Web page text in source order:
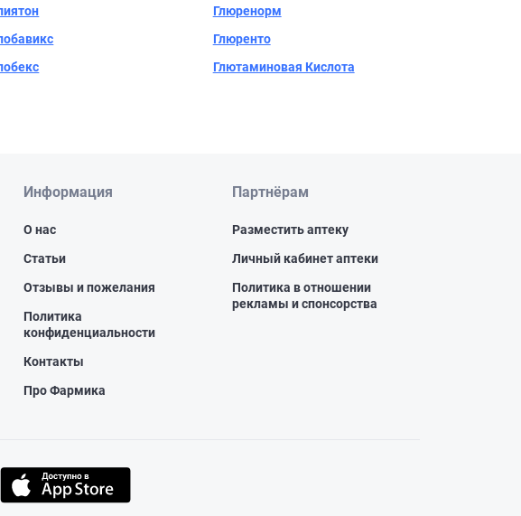
Глюренорм
Глюренто
Глютаминовая Кислота
Информация
О нас
Статьи
Отзывы и пожелания
Политика
конфиденциальности
Контакты
Про Фармика
Партнёрам
Разместить аптеку
Личный кабинет аптеки
Политика в отношении
рекламы и спонсорства